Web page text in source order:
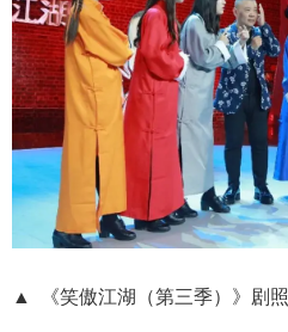
▲ 《笑傲江湖（第三季）》剧照